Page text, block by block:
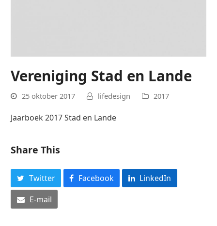
Vereniging Stad en Lande
25 oktober 2017 lifedesign 2017
Jaarboek 2017 Stad en Lande
Share This
Twitter Facebook
LinkedIn
E-mail